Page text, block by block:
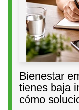
Bienestar
tienes baja
cómo